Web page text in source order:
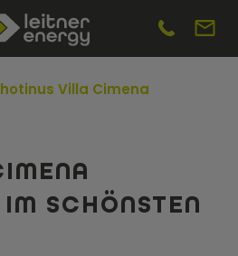
Villa Cimena
IM SCHÖNSTEN